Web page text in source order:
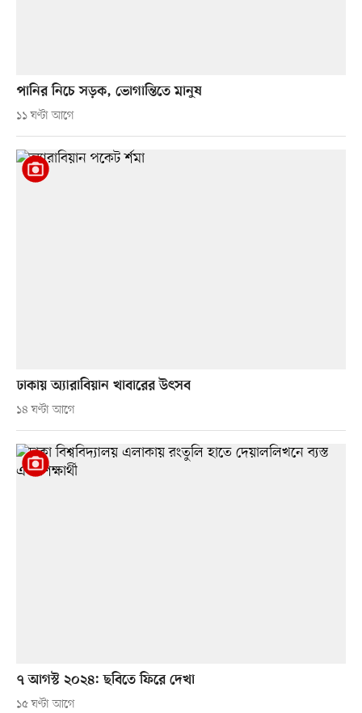
পানির নিচে সড়ক, ভোগান্তিতে মানুষ
১১ ঘণ্টা আগে
ঢাকায় অ্যারাবিয়ান খাবারের উৎসব
১৪ ঘণ্টা আগে
৭ আগস্ট ২০২৪: ছবিতে ফিরে দেখা
১৫ ঘণ্টা আগে